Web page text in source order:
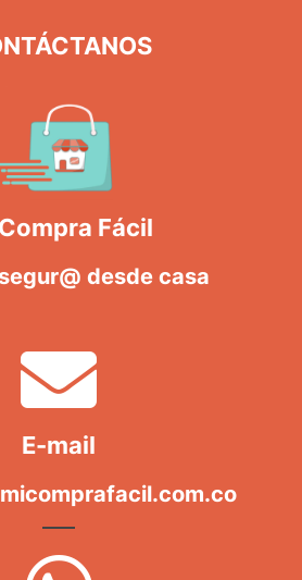
Fácil
desde casa
E-mail